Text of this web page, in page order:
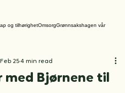
og tilhørighet Omsorg